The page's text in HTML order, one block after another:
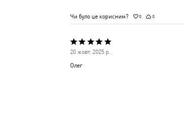
Чи було це корисним? 0 0
Оцінено
20 жовт. 2025 р.
Олег